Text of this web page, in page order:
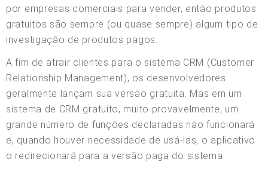
por empresas comerciais para vender, então produtos
gratuitos são sempre (ou quase sempre) algum tipo de
investigação de produtos pagos.
A fim de atrair clientes para o sistema CRM (Customer
Relationship Management), os desenvolvedores
geralmente lançam sua versão gratuita. Mas em um
sistema de CRM gratuito, muito provavelmente, um
grande número de funções declaradas não funcionará
e, quando houver necessidade de usá-las, o aplicativo
o redirecionará para a versão paga do sistema.